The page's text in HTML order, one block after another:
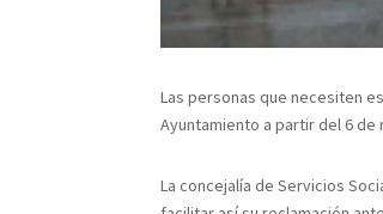
Las personas que necesiten
Ayuntamiento a partir del 6 de
La concejalía de Servicios